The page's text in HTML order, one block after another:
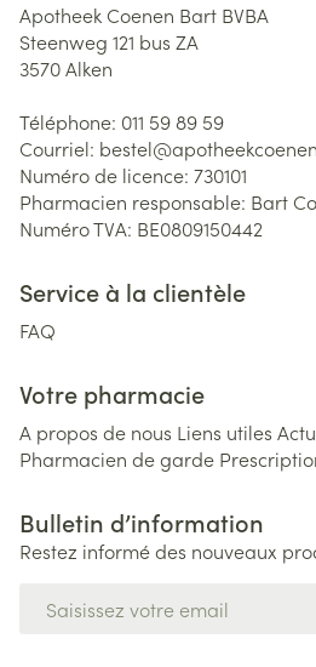
Apotheek Coenen Bart BVBA
Steenweg 121 bus ZA
3570Alken
Téléphone: 011 59 89 59
Courriel: bestel@
Numéro de licence: 730101
Pharmacien responsable: Bart
Numéro TVA: BE0809150442
Service à la clientèle
FAQ
Votre pharmacie
A propos de nous Liens utiles
Pharmacien de garde
Bulletin d’information
Restez informé des nouveaux